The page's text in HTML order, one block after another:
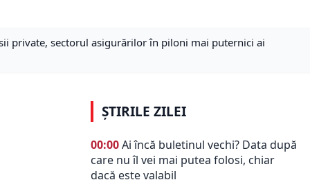
private, sectorul asigurărilor în piloni mai puternici ai
ȘTIRILE ZILEI
00:00Ai încă buletinul vechi? Data după
care nu îl vei mai putea folosi, chiar
dacă este valabil